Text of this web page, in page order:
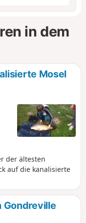
in dem
Mosel
der ältesten
auf die kanalisierte